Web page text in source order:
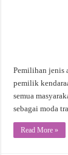
Pemilihan jenis
pemilik
semua
sebagai moda
Read More »